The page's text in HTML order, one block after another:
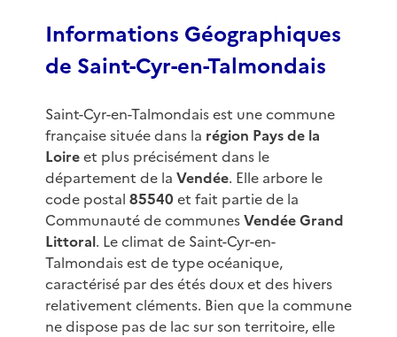
Informations Géographiques
de Saint-Cyr-en-Talmondais
Saint-Cyr-en-Talmondais est une commune
française située dans la région Pays de la
Loireet plus précisément dans le
département de la Vendée. Elle arbore le
code postal 85540 et fait partie de la
Communauté de communesVendée Grand
Littoral. Le climat de Saint-Cyr-en-
Talmondais est de type océanique,
caractérisé par des étés doux et des hivers
relativement cléments. Bien que la commune
ne dispose pas de lac sur son territoire, elle